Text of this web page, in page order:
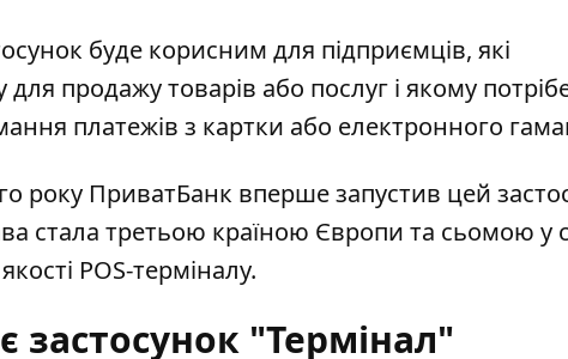
буде корисним для підприємців, які
продажу товарів або послуг і якому
платежів з картки або електронного
року ПриватБанк вперше запустив цей
стала третьою країною Європи та сьомою у
POS-терміналу.
застосунок "Термінал"